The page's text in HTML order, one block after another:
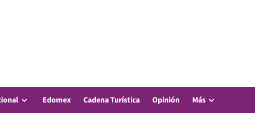
Edomex Cadena Turística Opinión Más